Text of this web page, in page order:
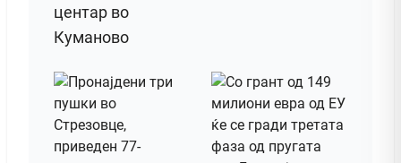
центар во
Куманово